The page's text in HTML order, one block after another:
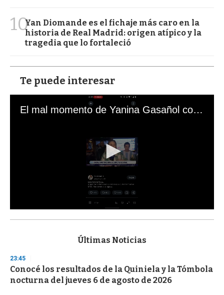
10Yan Diomande es el fichaje más caro en la
historia de Real Madrid: origen atípico y la
tragedia que lo fortaleció
Te puede interesar
El mal momento de Yanina Gasañol con un hincha argentino en "Subrayado"
s
d
s
o
f
Últimas Noticias
23:45
Conocé los resultados de la Quiniela y la Tómbola
nocturna del jueves 6 de agosto de 2026